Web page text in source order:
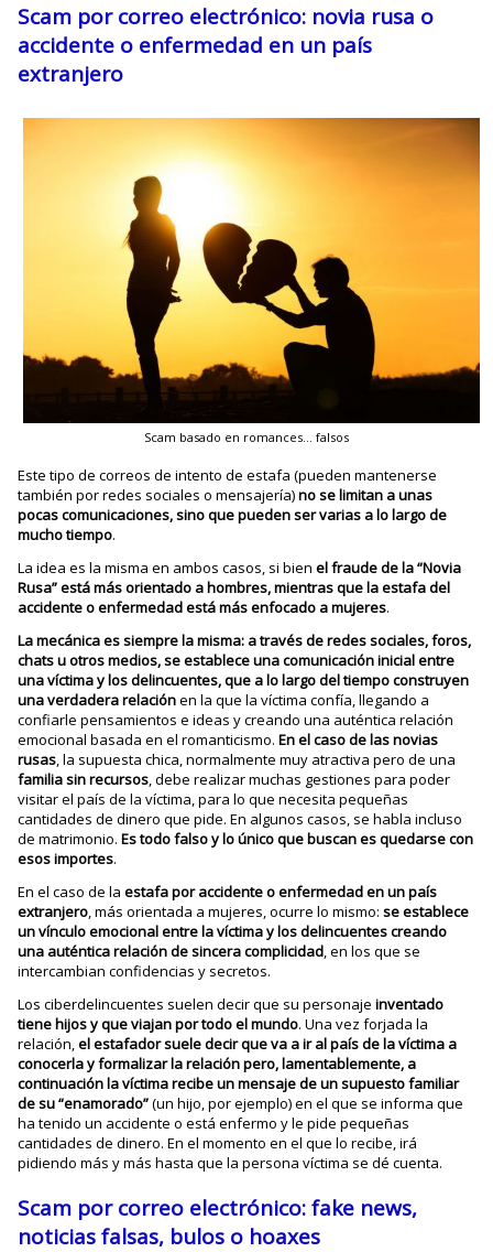
Scam por correo electrónico: novia rusa o
accidente o enfermedad en un país
extranjero
Scam basado en romances… falsos
Este tipo de correos de intento de estafa (pueden mantenerse
también por redes sociales o mensajería)no se limitan a unas
pocas comunicaciones, sino que pueden ser varias a lo largo de
mucho tiempo.
La idea es la misma en ambos casos, si bienel fraude de la “Novia
Rusa” está más orientado a hombres, mientras que la estafa del
accidente o enfermedad está más enfocado a mujeres.
La mecánica es siempre la misma: a través de redes sociales, foros,
chats u otros medios, se establece una comunicación inicial entre
una víctima y los delincuentes, que a lo largo del tiempo construyen
una verdadera relaciónen la que la víctima confía, llegando a
confiarle pensamientos e ideas y creando una auténtica relación
emocional basada en el romanticismo.En el caso de las novias
rusas, la supuesta chica, normalmente muy atractiva pero de una
familia sin recursos, debe realizar muchas gestiones para poder
visitar el país de la víctima, para lo que necesita pequeñas
cantidades de dinero que pide. En algunos casos, se habla incluso
de matrimonio.Es todo falso y lo único que buscan es quedarse con
esos importes.
En el caso de laestafa por accidente o enfermedad en un país
extranjero, más orientada a mujeres, ocurre lo mismo:se establece
un vínculo emocional entre la víctima y los delincuentes creando
una auténtica relación de sincera complicidad, en los que se
intercambian confidencias y secretos.
Los ciberdelincuentes suelen decir que su personajeinventado
tiene hijos y que viajan por todo el mundo. Una vez forjada la
relación,el estafador suele decir que va a ir al país de la víctima a
conocerla y formalizar la relación pero, lamentablemente, a
continuación la víctima recibe un mensaje de un supuesto familiar
de su “enamorado”(un hijo, por ejemplo) en el que se informa que
ha tenido un accidente o está enfermo y le pide pequeñas
cantidades de dinero. En el momento en el que lo recibe, irá
pidiendo más y más hasta que la persona víctima se dé cuenta.
Scam por correo electrónico: fake news,
noticias falsas, bulos o hoaxes